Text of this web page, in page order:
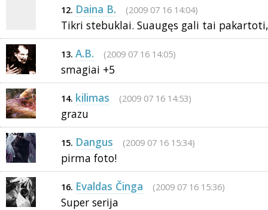
12. Daina B. (2009 07 16 14:04)
Tikri stebuklai. Suaugęs gali tai
13. A.B. (2009 07 16 14:05)
smagiai +5
14. kilimas (2009 07 16 14:53)
grazu
15. Dangus (2009 07 16 15:34)
pirma foto!
16. Evaldas Činga (2009 07 16 15:36)
Super serija